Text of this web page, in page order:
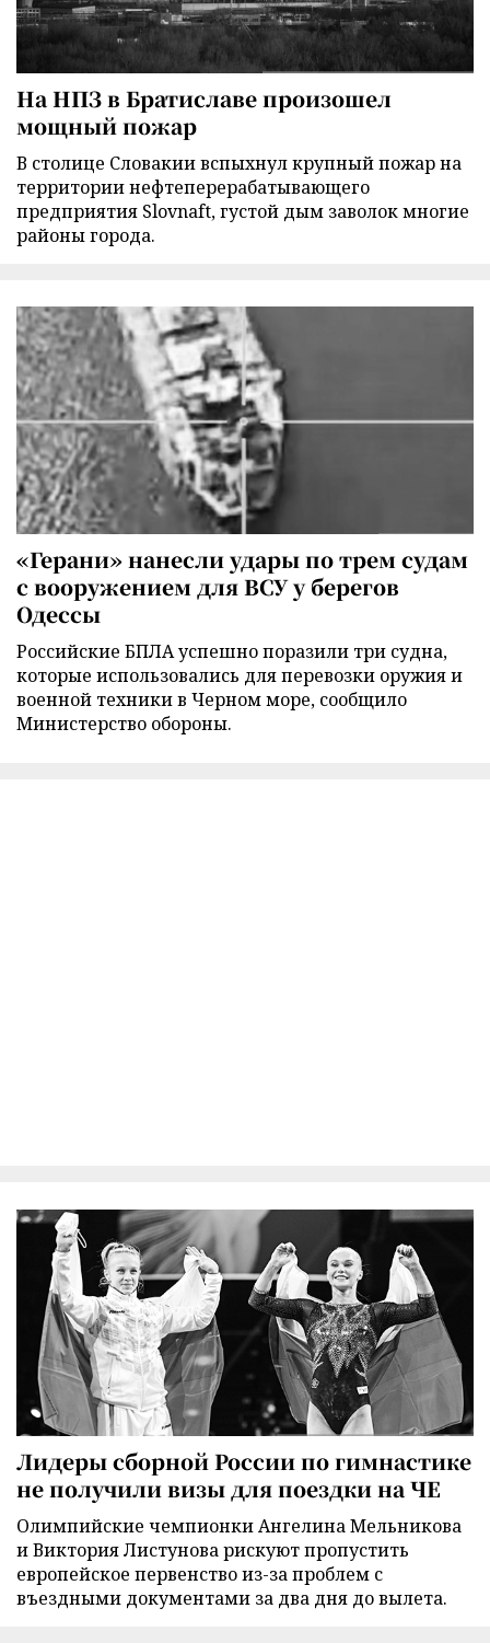
На НПЗ в Братиславе произошел
мощный пожар
В столице Словакии вспыхнул крупный пожар на
территории нефтеперерабатывающего
предприятия Slovnaft, густой дым заволок многие
районы города.
«Герани» нанесли удары по трем судам
с вооружением для ВСУ у берегов
Одессы
Российские БПЛА успешно поразили три судна,
которые использовались для перевозки оружия и
военной техники в Черном море, сообщило
Министерство обороны.
Лидеры сборной России по гимнастике
не получили визы для поездки на ЧЕ
Олимпийские чемпионки Ангелина Мельникова
и Виктория Листунова рискуют пропустить
европейское первенство из-за проблем с
въездными документами за два дня до вылета.